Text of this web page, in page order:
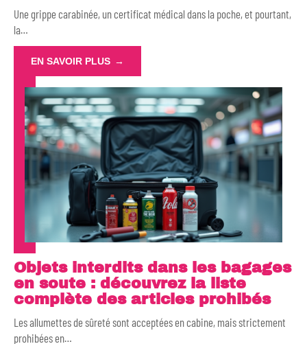
Une grippe carabinée, un certificat médical dans la poche, et pourtant,
la…
EN SAVOIR PLUS
Objets interdits dans les bagages
en soute : découvrez la liste
complète des articles prohibés
Les allumettes de sûreté sont acceptées en cabine, mais strictement
prohibées en…